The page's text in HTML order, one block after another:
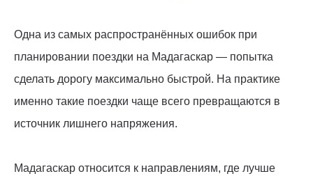
Одна из самых распространённых ошибок при
планировании поездки на Мадагаскар — попытка
сделать дорогу максимально быстрой. На практике
именно такие поездки чаще всего превращаются в
источник лишнего напряжения.
Мадагаскар относится к направлениям, где лучше